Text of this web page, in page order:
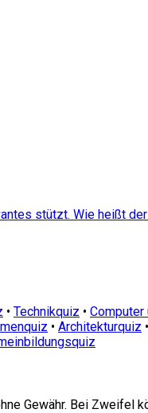
stützt. Wie heißt
• Technikquiz • Computer
• Architekturquiz •
Gewähr. Bei Zweifel